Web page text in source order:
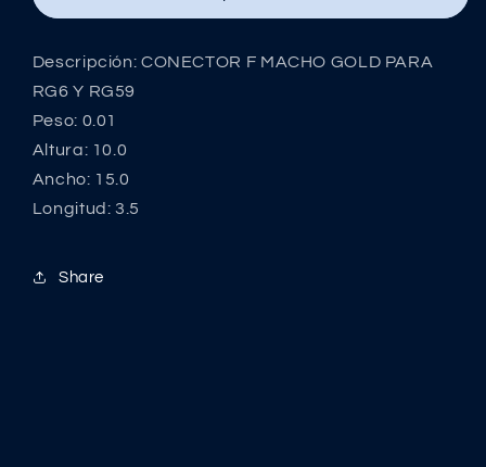
PARA
Y
RG59
PARA
Y
Descripción: CONECTOR F MACHO GOLD PARA
RG6 Y RG59
Peso: 0.01
Altura: 10.0
Ancho: 15.0
Longitud: 3.5
Share